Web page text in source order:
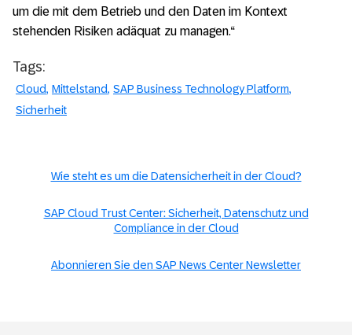
um die mit dem Betrieb und den Daten im Kontext
stehenden Risiken adäquat zu managen.“
Tags:
Cloud Mittelstand SAP Business Technology Platform
Sicherheit
Wie steht es um die Datensicherheit in der Cloud?
SAP Cloud Trust Center: Sicherheit, Datenschutz und
Compliance in der Cloud
Abonnieren Sie den SAP News Center Newsletter